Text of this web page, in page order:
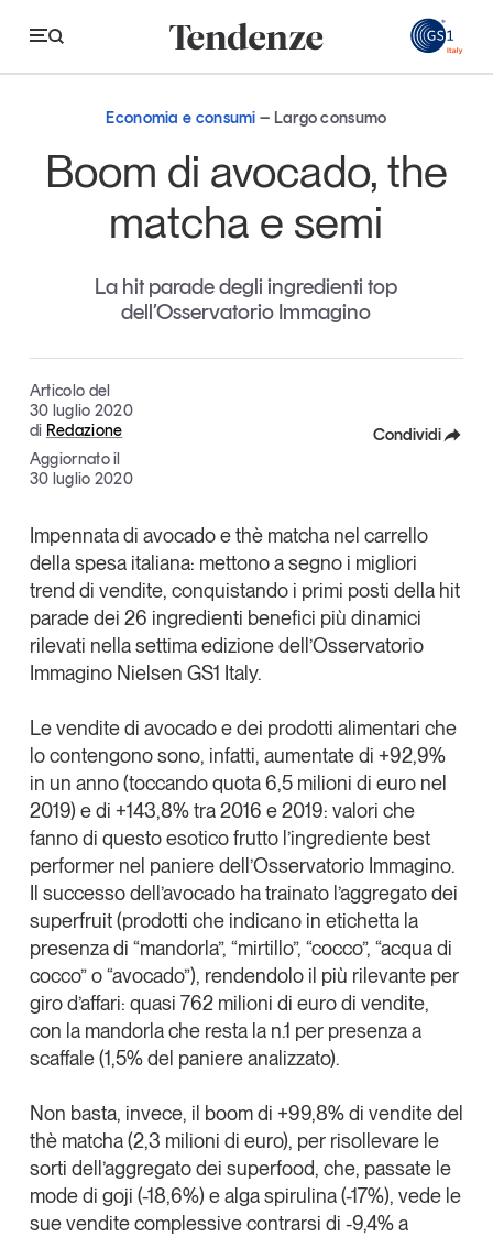
Tendenze
Economia e consumi
Logistica
Grandi temi
Magazine
Opinioni
Dossier
Il Numero
Interviste
Comunicati stampa
Podcast
Eventi e formazione
Tutti gli appuntamenti
Chi siamo
Newsletter
Contatti
Tendenze Journal
La nostra newsletter nella tua email
Economia e consumi Largo consumo
Boom di avocado, the
matcha e semi
La hit parade degli ingredienti top
dell’Osservatorio Immagino
Articolo del
30 luglio 2020
di Redazione
Aggiornato il
30 luglio 2020
Condividi
Linkedin
Copia Link
Impennata di avocadoethè matcha nel carrello
della spesa italiana: mettono a segno i migliori
trend di vendite, conquistando i primi posti della hit
parade dei 26 ingredienti benefici più dinamici
rilevati nella settima edizione dell’Osservatorio
Immagino Nielsen GS1 Italy.
Levendite di avocado e dei prodotti alimentari che
lo contengonosono, infatti, aumentate di +92,9%
in un anno(toccando quota6,5 milioni di euronel
2019) e di +143,8% tra 2016 e 2019: valori che
fanno di questo esotico frutto l’ingrediente best
performer nel paniere dell’Osservatorio Immagino.
Il successo dell’avocado ha trainato l’aggregato dei
superfruit(prodotti che indicano in etichetta la
presenza di “mandorla”, “mirtillo”, “cocco”, “acqua di
cocco” o “avocado”), rendendolo il più rilevante per
giro d’affari: quasi 762 milioni di euro di vendite,
con la mandorlache resta la n.1 per presenza a
scaffale(1,5% del paniere analizzato).
Non basta, invece, il boom di +99,8% di vendite del
thè matcha(2,3 milioni di euro), per risollevare le
sorti dell’aggregato dei superfood, che, passate le
mode di goji (-18,6%) e alga spirulina (-17%), vede le
sue vendite complessive contrarsi di -9,4% a